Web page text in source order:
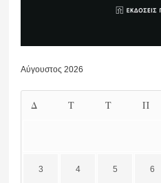
Αύγουστος 2026
Δ Τ Τ Π
3 4 5 6